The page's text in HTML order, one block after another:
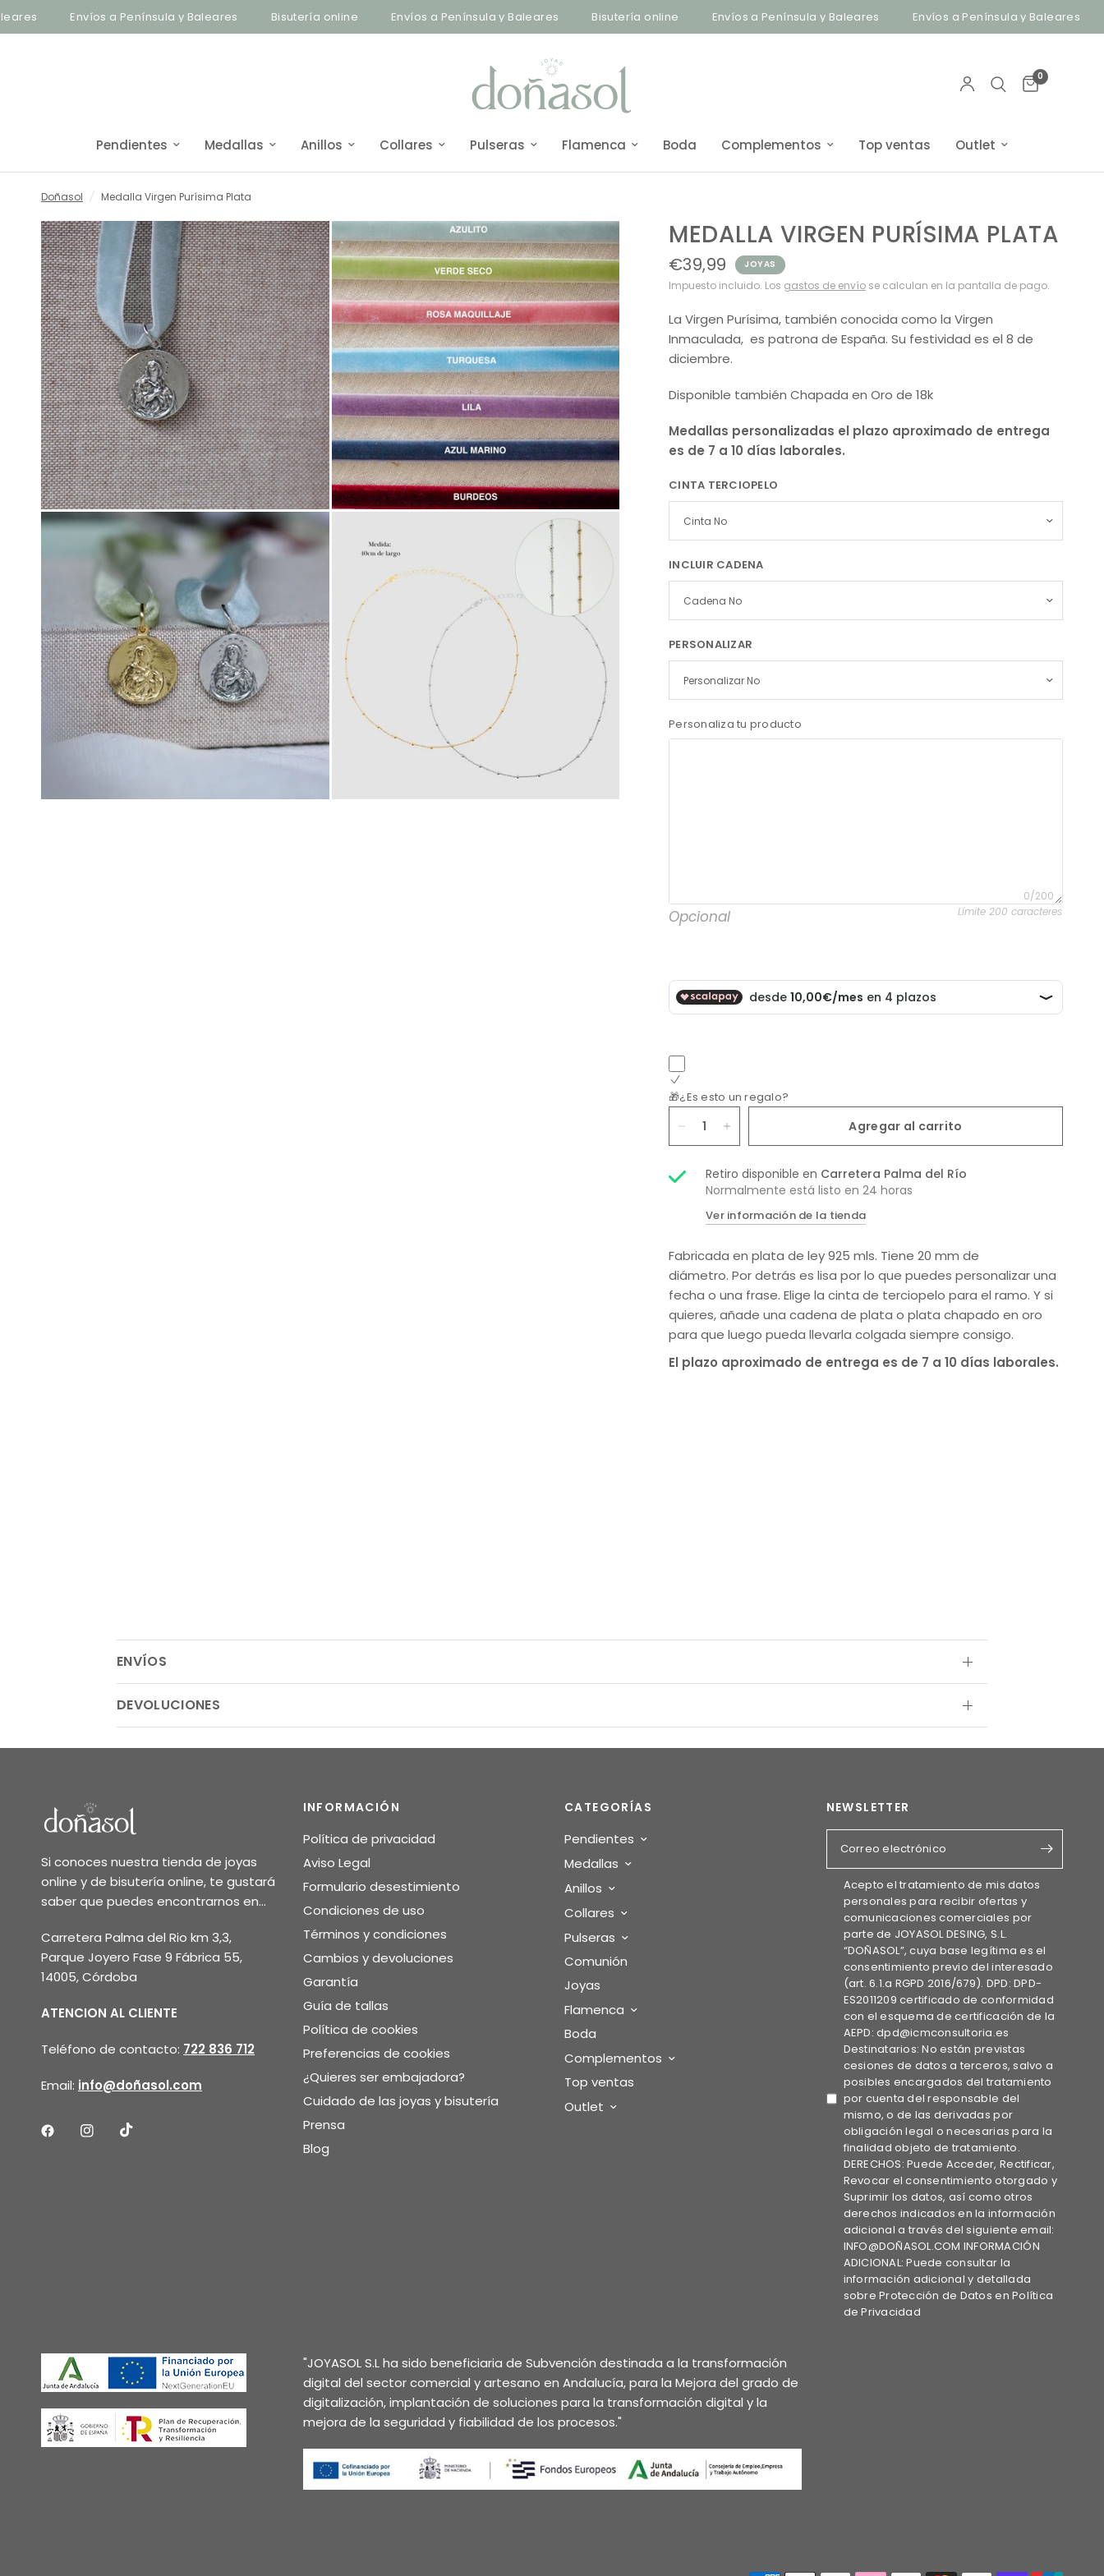
Envíos a Península y Baleares Bisutería online Envíos a Península y Baleares Bisutería online Envíos a Península y Baleares Envíos a Península y Baleares
0
Pendientes Medallas Anillos Collares Pulseras Flamenca Boda Complementos Top ventas Outlet
Doñasol / Medalla Virgen Purísima Plata
MEDALLA VIRGEN PURÍSIMA PLATA
€39,99 JOYAS
Impuesto incluido. Los gastos de envío se calculan en la pantalla de pago.
La Virgen Purísima, también conocida como la Virgen
Inmaculada, es patrona de España. Su festividad es el 8 de
diciembre.
Disponible tambiénChapada en Oro de 18k
Medallas personalizadas el plazo aproximado de entrega
es de 7 a 10 días laborales.
CINTA TERCIOPELO
INCLUIR CADENA
PERSONALIZAR
Personaliza tu producto
0/200
Límite 200 caracteres
Opcional
🎁¿Es esto un regalo?
Agregar al carrito
Retiro disponible en Carretera Palma del Río
Normalmente está listo en 24 horas
Ver información de la tienda
Fabricada en plata de ley 925 mls. Tiene 20 mm de
diámetro. Por detrás es lisa por lo que puedes personalizar una
fecha o una frase. Elige la cinta de terciopelo para el ramo. Y si
quieres, añade una cadena de plata o plata chapado en oro
para que luego pueda llevarla colgada siempre consigo.
El plazo aproximado de entrega es de 7 a 10 días laborales.
ENVÍOS
DEVOLUCIONES
Si conoces nuestra tienda de joyas
online y de bisutería online, te gustará
saber que puedes encontrarnos en...
Carretera Palma del Rio km 3,3,
Parque Joyero Fase 9 Fábrica 55,
14005, Córdoba
ATENCION AL CLIENTE
Teléfono de contacto: 722 836 712
Email: info@doñasol.com
INFORMACIÓN
Política de privacidad
Aviso Legal
Formulario desestimiento
Condiciones de uso
Términos y condiciones
Cambios y devoluciones
Garantía
Guía de tallas
Política de cookies
Preferencias de cookies
¿Quieres ser embajadora?
Cuidado de las joyas y bisutería
Prensa
Blog
CATEGORÍAS
Pendientes
Medallas
Anillos
Collares
Pulseras
Comunión
Joyas
Flamenca
Boda
Complementos
Top ventas
Outlet
NEWSLETTER
Correo electrónico
Acepto el tratamiento de mis datos
personales para recibir ofertas y
comunicaciones comerciales por
parte de JOYASOL DESING, S.L.
“DOÑASOL”, cuya base legítima es el
consentimiento previo del interesado
(art. 6.1.a RGPD 2016/679). DPD: DPD-
ES2011209 certificado de conformidad
con el esquema de certificación de la
AEPD: dpd@icmconsultoria.es
Destinatarios: No están previstas
cesiones de datos a terceros, salvo a
posibles encargados del tratamiento
por cuenta del responsable del
mismo, o de las derivadas por
obligación legal o necesarias para la
finalidad objeto de tratamiento.
DERECHOS: Puede Acceder, Rectificar,
Revocar el consentimiento otorgado y
Suprimir los datos, así como otros
derechos indicados en la información
adicional a través del siguiente email:
INFO@DOÑASOL.COM INFORMACIÓN
ADICIONAL: Puede consultar la
información adicional y detallada
sobre Protección de Datos en Política
de Privacidad
"JOYASOL S.L ha sido beneficiaria de Subvención destinada a la transformación
digital del sector comercial y artesano en Andalucía, para la Mejora del grado de
digitalización, implantación de soluciones para la transformación digital y la
mejora de la seguridad y fiabilidad de los procesos."